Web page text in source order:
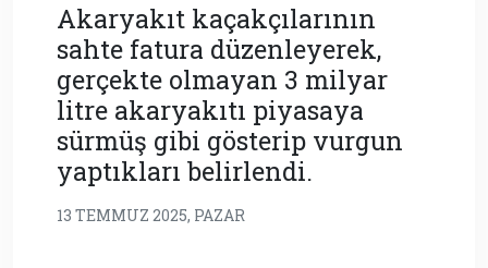
Akaryakıt kaçakçılarının
sahte fatura düzenleyerek,
gerçekte olmayan 3 milyar
litre akaryakıtı piyasaya
sürmüş gibi gösterip vurgun
yaptıkları belirlendi.
13 TEMMUZ 2025, PAZAR